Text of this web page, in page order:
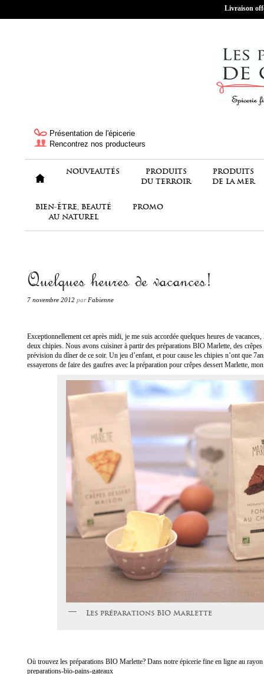
Livraison
Présentation de l'épicerie
Rencontrez nos producteurs
NOUVEAUTÉS
PRODUITS
DU TERROIR
PRODUITS
DE LA MER
BIEN-ÊTRE, BEAUTÉ
AU NATUREL
PROMO
«Les produits de terroir passent à la casserole.» Fabienne PETIT
Quelques heures de vacances!
7 novembre 2012 par Fabienne
Exceptionnellement cet après midi, je me suis accordée quelques heures de
deux chipies. Nous avons cuisiner à partir des préparations BIO Marlette, des
prévision du dîner de ce soir. Un jeu d’enfant, et pour cause les chipies n’ont que
essayerons de faire des gaufres avec la préparation pour crêpes dessert Marlette,
Les préparations BIO Marlette
Où trouvez les préparations BIO Marlette? Dans notre épicerie fine en ligne au
preparations-bio-pains-gateaux